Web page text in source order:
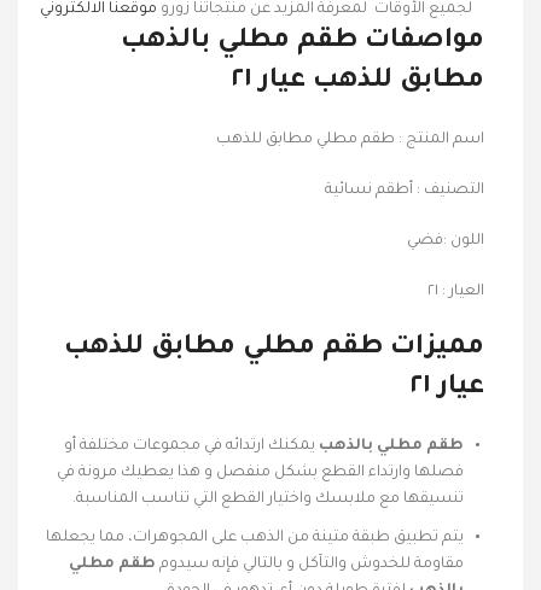
لجميع الأوقات لمعرفة المزيد عن منتجاتنا زورو موقعنا الالكتروني
مواصفات طقم مطلي بالذهب
مطابق للذهب عيار ٢١
اسم المنتج : طقم مطلي مطابق للذهب
التصنيف : أطقم نسائية
اللون :فضي
العيار : ٢١
مميزات طقم مطلي مطابق للذهب
عيار ٢١
طقم مطلي بالذهب يمكنك ارتدائه في مجموعات مختلفة أو
فصلها وارتداء القطع بشكل منفصل و هذا يعطيك مرونة في
تنسيقها مع ملابسك واختيار القطع التي تناسب المناسبة.
يتم تطبيق طبقة متينة من الذهب على المجوهرات، مما يجعلها
مقاومة للخدوش والتآكل و بالتالي فإنه سيدوم طقم مطلي